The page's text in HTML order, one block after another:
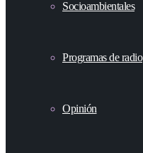
Socioambientales
Programas de radio
Opinión